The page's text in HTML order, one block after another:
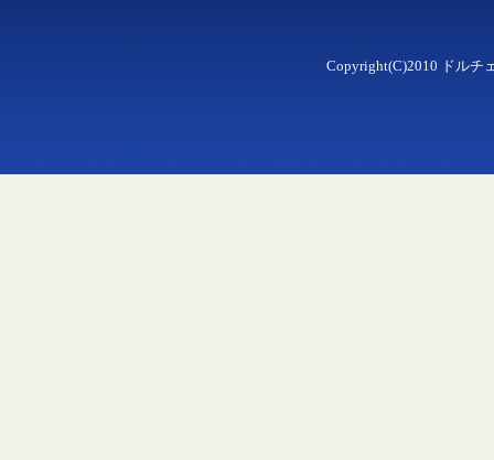
Copyright(C)2010 ドルチ